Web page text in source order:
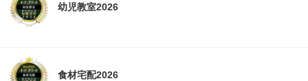
幼児教室2026
食材宅配2026